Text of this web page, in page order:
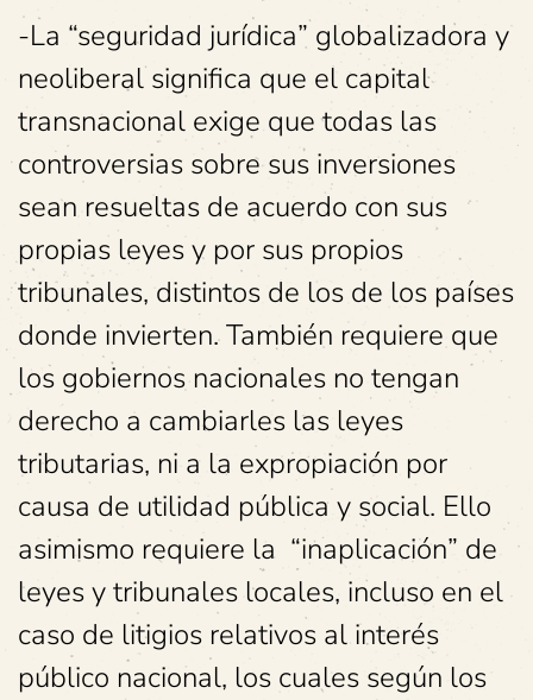
-La “seguridad jurídica” globalizadora y
neoliberal significa que el capital
transnacional exige que todas las
controversias sobre sus inversiones
sean resueltas de acuerdo con sus
propias leyes y por sus propios
tribunales, distintos de los de los países
donde invierten. También requiere que
los gobiernos nacionales no tengan
derecho a cambiarles las leyes
tributarias, ni a la expropiación por
causa de utilidad pública y social. Ello
asimismo requiere la “inaplicación” de
leyes y tribunales locales, incluso en el
caso de litigios relativos al interés
público nacional, los cuales según los